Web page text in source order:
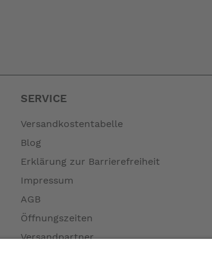
SERVICE
Versandkostentabelle
Blog
Erklärung zur Barrierefreiheit
Impressum
AGB
Öffnungszeiten
Versandpartner